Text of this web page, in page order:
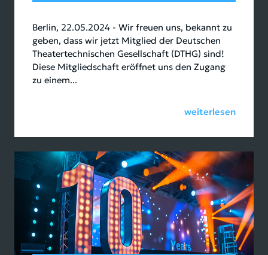
Berlin, 22.05.2024 - Wir freuen uns, bekannt zu
geben, dass wir jetzt Mitglied der Deutschen
Theatertechnischen Gesellschaft (DTHG) sind!
Diese Mitgliedschaft eröffnet uns den Zugang
zu einem...
weiterlesen